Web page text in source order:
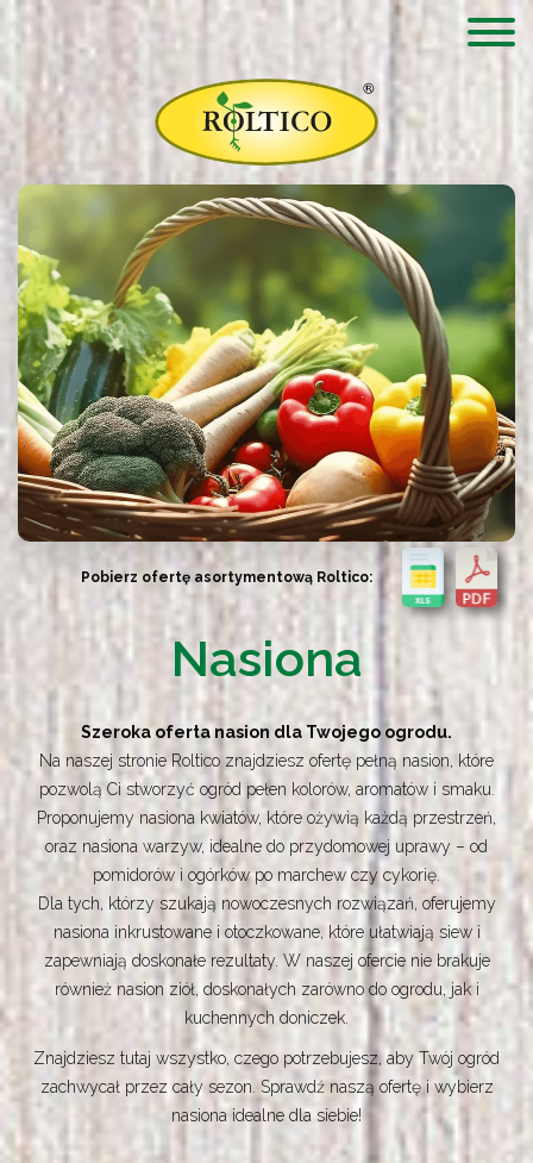
Pobierz ofertę asortymentową Roltico:
Nasiona
Szeroka oferta nasion dla Twojego ogrodu.
Na naszej stronie Roltico znajdziesz ofertę pełną nasion, które
pozwolą Ci stworzyć ogród pełen kolorów, aromatów i smaku.
Proponujemy nasiona kwiatów, które ożywią każdą przestrzeń,
oraz nasiona warzyw, idealne do przydomowej uprawy – od
pomidorów i ogórków po marchew czy cykorię.
Dla tych, którzy szukają nowoczesnych rozwiązań, oferujemy
nasiona inkrustowane i otoczkowane, które ułatwiają siew i
zapewniają doskonałe rezultaty. W naszej ofercie nie brakuje
również nasion ziół, doskonałych zarówno do ogrodu, jak i
kuchennych doniczek.
Znajdziesz tutaj wszystko, czego potrzebujesz, aby Twój ogród
zachwycał przez cały sezon. Sprawdź naszą ofertę i wybierz
nasiona idealne dla siebie!